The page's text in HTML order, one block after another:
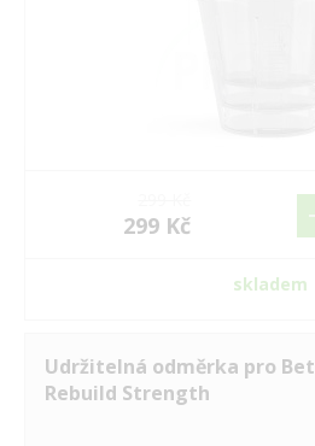
299 Kč
skladem
Udržitelná odměrka pro
Rebuild Strength